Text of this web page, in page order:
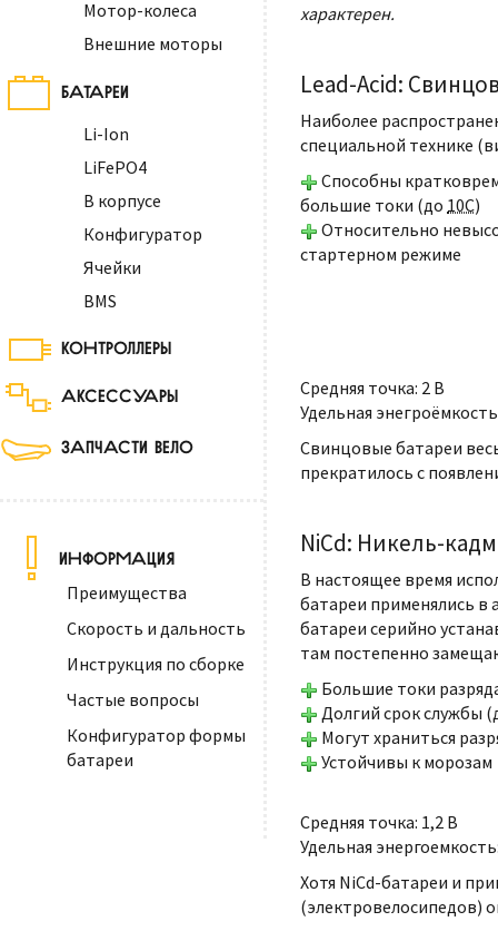
Мотор-колеса
Внешние моторы
БАТАРЕИ
Li-Ion
LiFePO4
В корпусе
Конфигуратор
Ячейки
BMS
КОНТРОЛЛЕРЫ
АКСЕССУАРЫ
ЗАПЧАСТИ ВЕЛО
ИНФОРМАЦИЯ
Преимущества
Скорость и дальность
Инструкция по сборке
Частые вопросы
Конфигуратор формы
батареи
характерен.
Lead-Acid:
Наиболее
специальной технике
Способны
большие токи (до 10С)
Относительно
стартерном режиме
Средняя точка: 2 В
Удельная энегроёмкость
Свинцовые батареи
прекратилось с
NiCd: Никель-
В настоящее время
батареи применялись в
батареи серийно
там постепенно
Большие токи
Долгий срок службы
Могут храниться
Устойчивы к морозам
Средняя точка: 1,2 В
Удельная
Хотя NiCd-батареи и
(электровелосипедов)